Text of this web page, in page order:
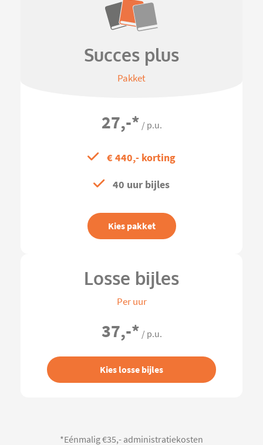
Succes plus
Pakket
27,-* / p.u.
€ 440,- korting
40 uur bijles
Kies pakket
Losse bijles
Per uur
37,-* / p.u.
Kies losse bijles
*Eénmalig €35,- administratiekosten